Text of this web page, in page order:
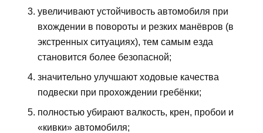
увеличивают устойчивость автомобиля при
вхождении в повороты и резких манёвров (в
экстренных ситуациях), тем самым езда
становится более безопасной;
значительно улучшают ходовые качества
подвески при прохождении гребёнки;
полностью убирают валкость, крен, пробои и
«кивки» автомобиля;